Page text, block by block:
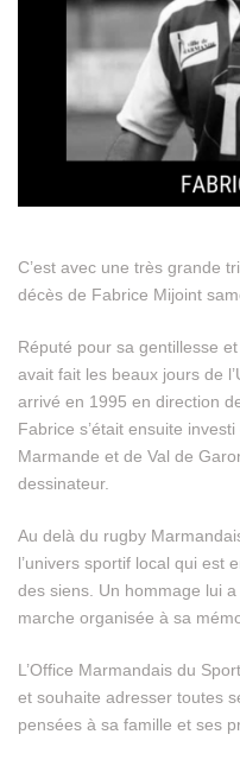
C’est avec une très grande
décès de Fabrice Mijoint
Réputé pour sa gentillesse
avait fait les beaux jours de
arrivé en 1995 en direction
Fabrice s’était ensuite
Marmande et de Val de
dessinateur.
Au delà du rugby
l’univers sportif local qui est
des siens. Un hommage lui
marche organisée à sa
L’Office Marmandais du
et souhaite adresser toutes
pensées à sa famille et ses